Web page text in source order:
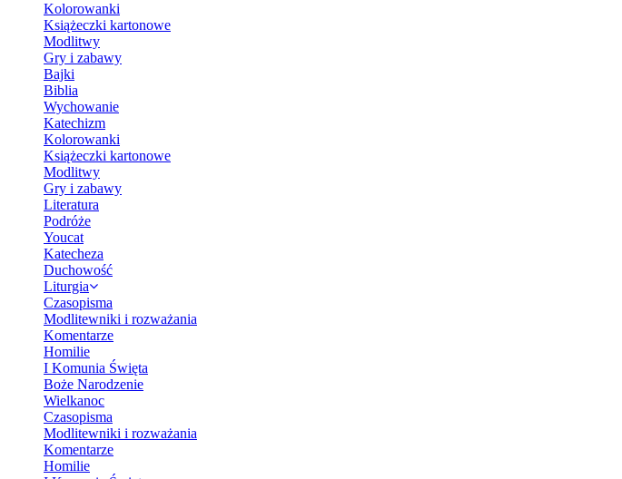
Kolorowanki
Książeczki kartonowe
Modlitwy
Gry i zabawy
Bajki
Biblia
Wychowanie
Katechizm
Kolorowanki
Książeczki kartonowe
Modlitwy
Gry i zabawy
Literatura
Podróże
Youcat
Katecheza
Duchowość
Liturgia
Czasopisma
Modlitewniki i rozważania
Komentarze
Homilie
I Komunia Święta
Boże Narodzenie
Wielkanoc
Czasopisma
Modlitewniki i rozważania
Komentarze
Homilie